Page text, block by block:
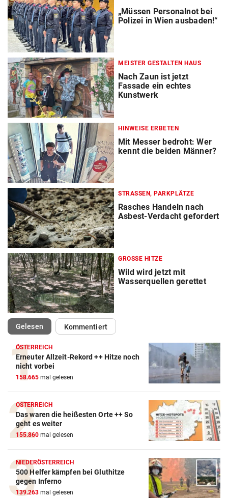
„Müssen Personalnot bei
Polizei in Wien ausbaden!“
MEISTER GESTALTEN HAUS
Nach Zaun ist jetzt
Fassade ein echtes
Kunstwerk
HINWEISE ERBETEN
Mit Messer bedroht: Wer
kennt die beiden Männer?
STRASSEN, PARKPLÄTZE
Rasches Handeln nach
Asbest-Verdacht gefordert
GROSSE HITZE
Wild wird jetzt mit
Wasserquellen gerettet
Gelesen(ausgewählt)Kommentiert
ÖSTERREICH
Erneuter Allzeit-Rekord ++ Hitze noch
nicht vorbei
158.665 mal gelesen
ÖSTERREICH
Das waren die heißesten Orte ++ So
geht es weiter
155.860 mal gelesen
NIEDERÖSTERREICH
500 Helfer kämpfen bei Gluthitze
gegen Inferno
139.263 mal gelesen